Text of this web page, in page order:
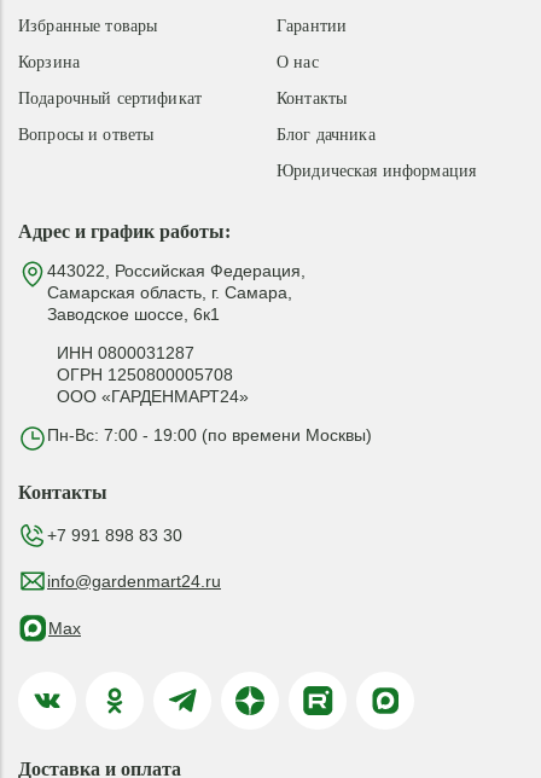
Адрес и график работы:
443022, Российская Федерация,
Самарская область, г. Самара,
Заводское шоссе, 6к1
ИНН 0800031287
ОГРН 1250800005708
ООО «ГАРДЕНМАРТ24»
Пн-Вс: 7:00 - 19:00 (по времени Москвы)
Гарантии
О нас
Контакты
Блог дачника
Юридическая информация
Избранные товары
Корзина
Подарочный сертификат
Вопросы и ответы
Контакты
+7 991 898 83 30
info@gardenmart24.ru
Max
Доставка и оплата